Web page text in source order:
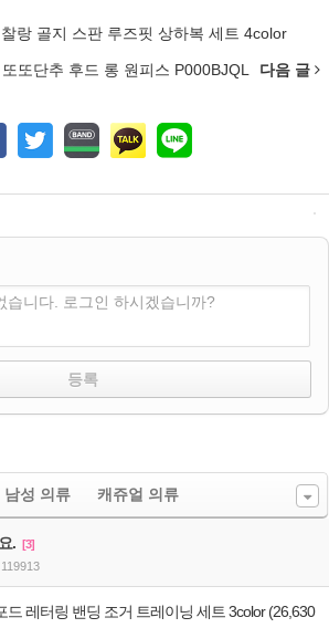
랑 골지 스판 루즈핏 상하복 세트 4color
또단추 후드 롱 원피스 P000BJQL 다음 글
습니다. 로그인 하시겠습니까?
남성 의류 캐쥬얼 의류
. [3]
119913
드 레터링 밴딩 조거 트레이닝 세트 3color (26,630